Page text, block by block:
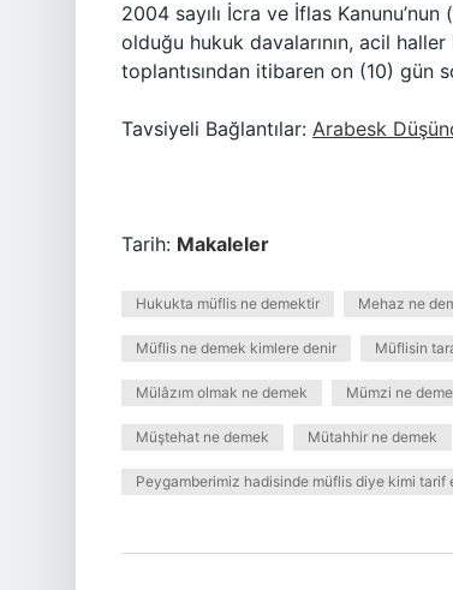
2004 sayılı İcra ve İflas
olduğu hukuk davalarının, acil
toplantısından itibaren on (10) gün
Tavsiyeli Bağlantılar: Arabesk
Tarih: Makaleler
Hukukta müflis ne demektir Mehaz ne
Müflis ne demek kimlere denir Müflisin
Mülâzım olmak ne demek Mümzi ne
Müştehat ne demek Mütahhir ne demek
Peygamberimiz hadisinde müflis diye kimi tarif